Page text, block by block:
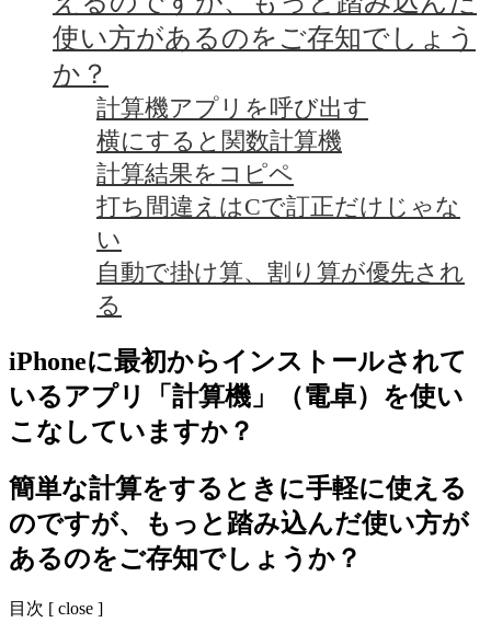
使い方があるのをご存知でしょう
か？
計算機アプリを呼び出す
横にすると関数計算機
計算結果をコピペ
打ち間違えはCで訂正だけじゃな
い
自動で掛け算、割り算が優先され
る
iPhoneに最初からインストールされて
いるアプリ「計算機」（電卓）を使い
こなしていますか？
簡単な計算をするときに手軽に使える
のですが、もっと踏み込んだ使い方が
あるのをご存知でしょうか？
目次 [ close ]